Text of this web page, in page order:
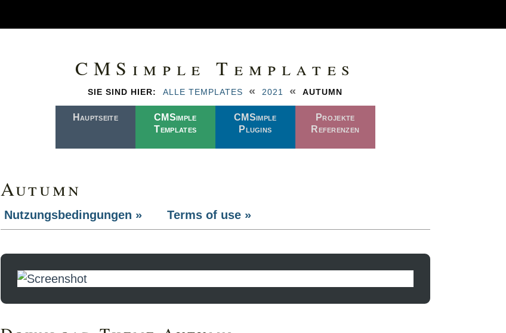
CMSimple Templates
SIE SIND HIER: ALLE TEMPLATES « 2021 « AUTUMN
Hauptseite
CMSimple
Templates
CMSimple
Plugins
Projekte
Referenzen
Autumn
Nutzungsbedingungen » Terms of use »